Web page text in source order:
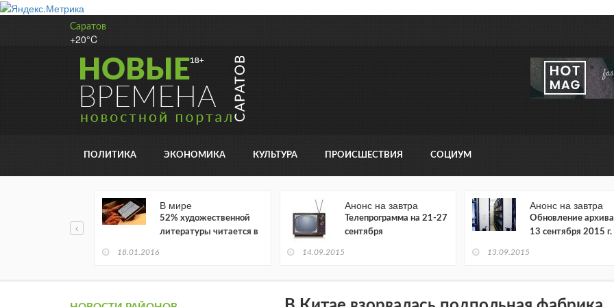
Саратов
+20°C
ПОЛИТИКА ЭКОНОМИКА КУЛЬТУРА ПРОИСШЕСТВИЯ СОЦИУМ
В мире
52% художественной
литературы читается в
18.01.2016
Анонс на завтра
Телепрограмма на 21-27
сентября
14.09.2015
Анонс на завтра
Обновление архива
13 сентября 2015 г.
13.09.2015